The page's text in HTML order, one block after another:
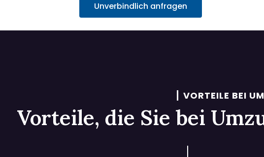
Unverbindlich anfragen
VORTEILE BEI
Vorteile, die Sie bei